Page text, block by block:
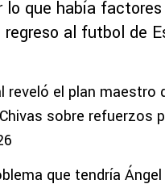
lo que había
regreso al futbol de
reveló el plan maestro
sobre refuerzos
que tendría Ángel